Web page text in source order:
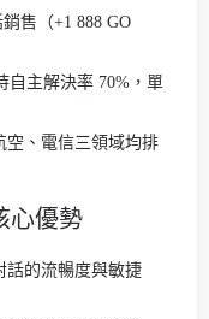
售（+1 888 GO
自主解決率 70%，單
空、電信三領域均排
心優勢
話的流暢度與敏捷